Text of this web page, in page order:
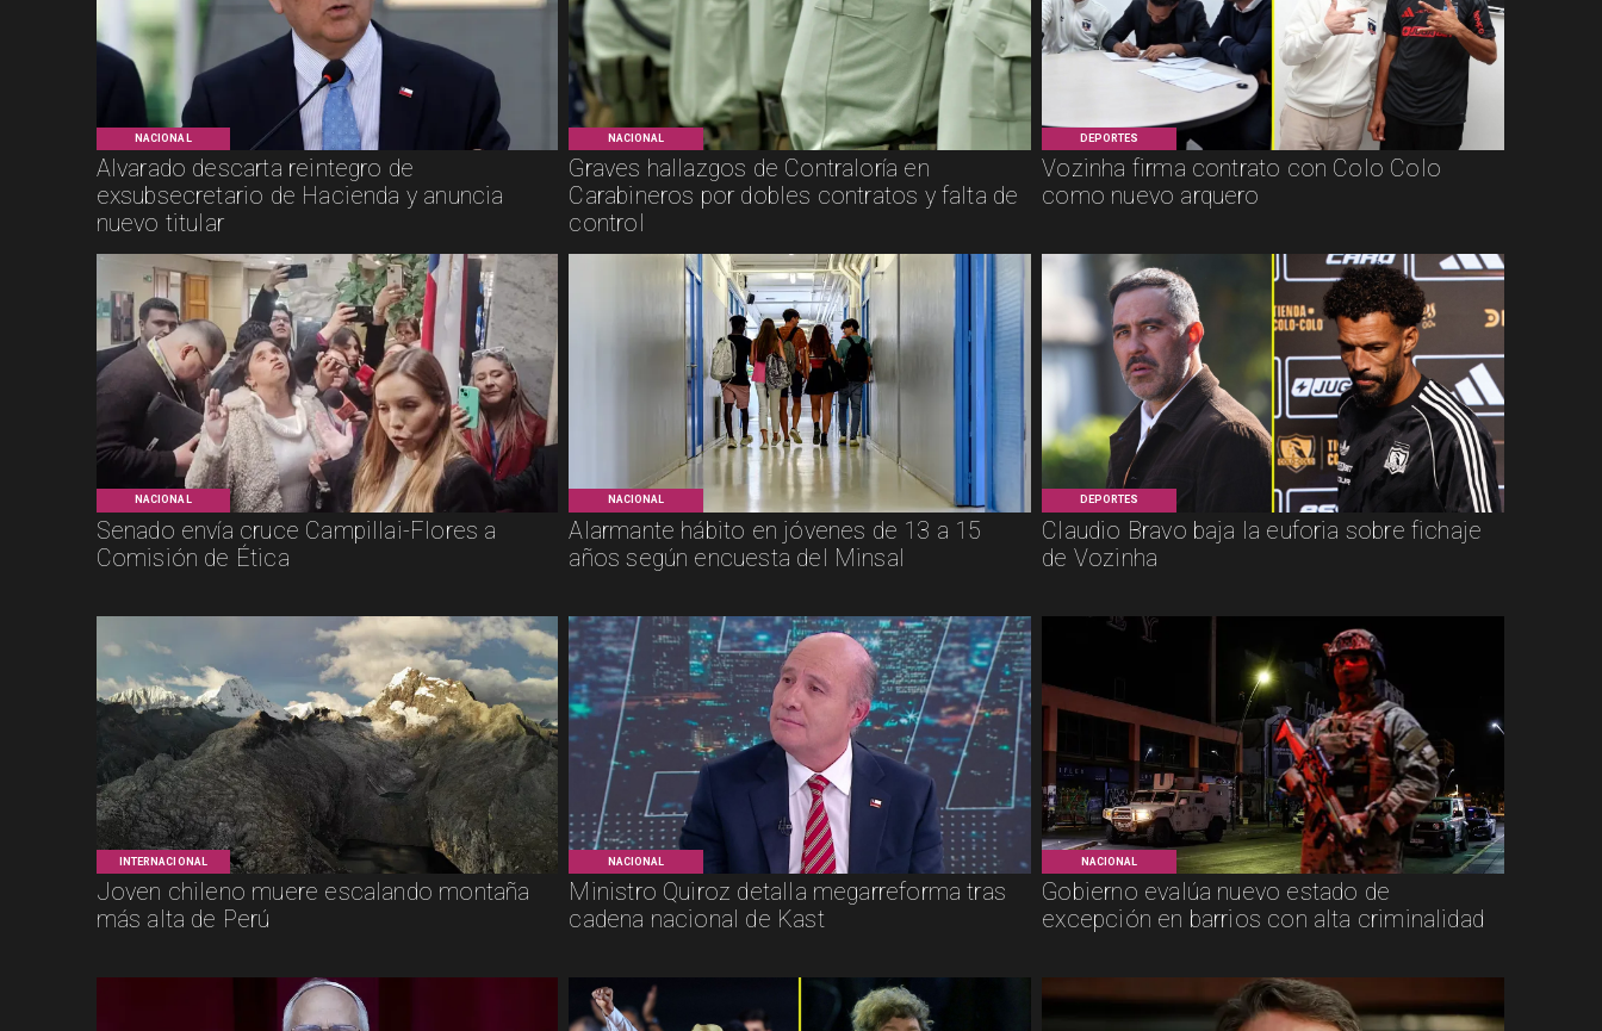
NACIONAL
Alvarado descarta reintegro de
exsubsecretario de Hacienda y anuncia
nuevo titular
NACIONAL
Graves hallazgos de Contraloría en
Carabineros por dobles contratos y falta de
control
DEPORTES
Vozinha firma contrato con Colo Colo
como nuevo arquero
NACIONAL
Senado envía cruce Campillai-Flores a
Comisión de Ética
NACIONAL
Alarmante hábito en jóvenes de 13 a 15
años según encuesta del Minsal
DEPORTES
Claudio Bravo baja la euforia sobre fichaje
de Vozinha
INTERNACIONAL
Joven chileno muere escalando montaña
más alta de Perú
NACIONAL
Ministro Quiroz detalla megarreforma tras
cadena nacional de Kast
NACIONAL
Gobierno evalúa nuevo estado de
excepción en barrios con alta criminalidad